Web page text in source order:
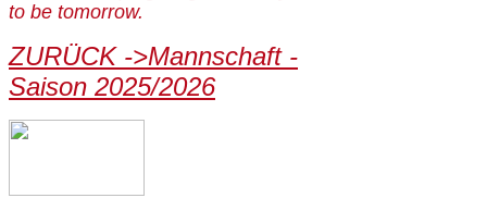
to be tomorrow.
ZURÜCK ->Mannschaft -
Saison 2025/2026